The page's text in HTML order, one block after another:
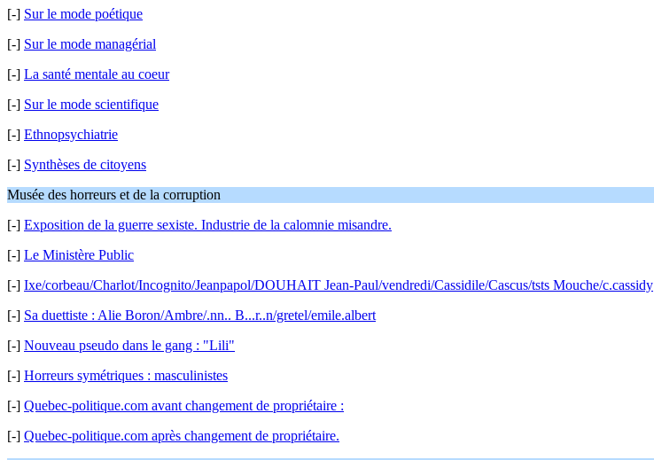
[-] Sur le mode poétique
[-] Sur le mode managérial
[-] La santé mentale au coeur
[-] Sur le mode scientifique
[-] Ethnopsychiatrie
[-] Synthèses de citoyens
Musée des horreurs et de la corruption
[-] Exposition de la guerre sexiste. Industrie de la calomnie misandre.
[-] Le Ministère Public
[-] Ixe/corbeau/Charlot/Incognito/Jeanpapol/DOUHAIT Jean-Paul/vendredi/Cassidile/Cascus/tsts Mouche/c.cassidy
[-] Sa duettiste : Alie Boron/Ambre/.nn.. B...r..n/gretel/emile.albert
[-] Nouveau pseudo dans le gang : "Lili"
[-] Horreurs symétriques : masculinistes
[-] Quebec-politique.com avant changement de propriétaire :
[-] Quebec-politique.com après changement de propriétaire.